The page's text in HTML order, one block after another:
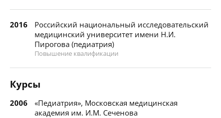
2016
Российский национальный исследовательский
медицинский университет имени Н.И.
Пирогова (педиатрия)
Повышение квалификации
Курсы
2006
«Педиатрия», Московская медицинская
академия им. И.М. Сеченова